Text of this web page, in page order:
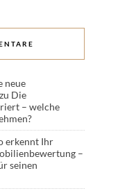
neue
zu Die
– welche
erkennt Ihr
–
seinen